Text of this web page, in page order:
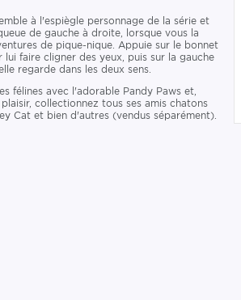
à l'espiègle personnage de la série et
de gauche à droite, lorsque vous la
de pique-nique. Appuie sur le bonnet
faire cligner des yeux, puis sur la gauche
regarde dans les deux sens.
félines avec l'adorable Pandy Paws et,
collectionnez tous ses amis chatons
Cat et bien d'autres (vendus séparément).